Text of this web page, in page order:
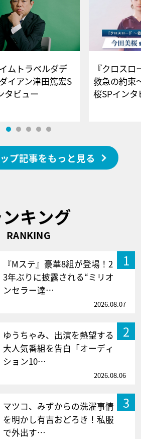
イムトラベルダデ
イアン津田篤宏S
ンタビュー
『クロス
救急の約束
桜SPイ
プ記事をもっと見る
キング
RANKING
1
『Mステ』豪華8組が登場！2
3年ぶりに披露される“ミリオ
ンセラー達…
2026.08.07
2
ゆうちゃみ、出演を熱望する
大人気番組を告白「オーディ
ション10…
2026.08.06
3
マツコ、みずからの洗濯事情
を明かし有吉おどろき！私服
で外出す…